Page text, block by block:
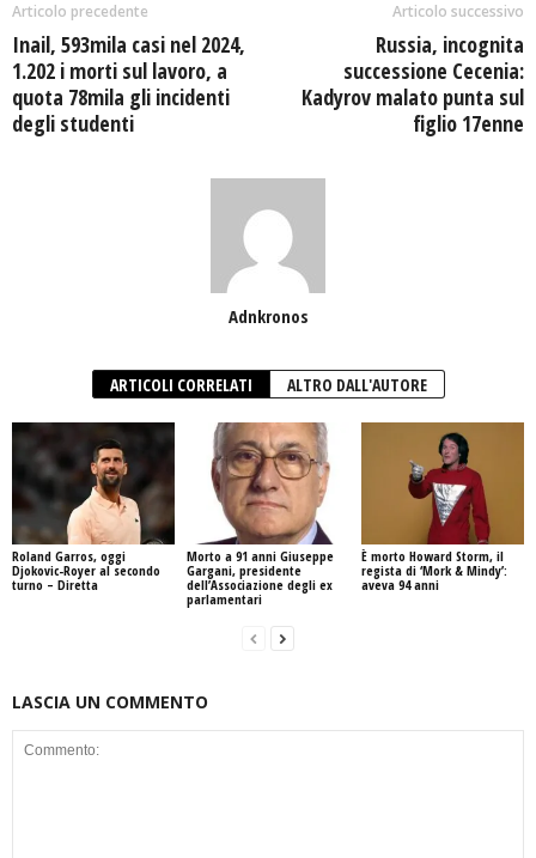
Articolo precedente
Inail, 593mila casi nel 2024,
1.202 i morti sul lavoro, a
quota 78mila gli incidenti
degli studenti
Articolo successivo
Russia, incognita
successione Cecenia:
Kadyrov malato punta sul
figlio 17enne
Adnkronos
ARTICOLI CORRELATI ALTRO DALL'AUTORE
Roland Garros, oggi
Djokovic-Royer al secondo
turno – Diretta
Morto a 91 anni Giuseppe
Gargani, presidente
dell’Associazione degli ex
parlamentari
È morto Howard Storm, il
regista di ‘Mork & Mindy’:
aveva 94 anni
LASCIA UN COMMENTO